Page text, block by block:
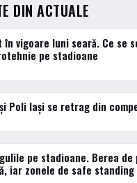
DIN ACTUALE
vigoare luni seară. Ce se
pe stadioane
Poli Iași se retrag din
pe stadioane. Berea de
iar zonele de safe standing